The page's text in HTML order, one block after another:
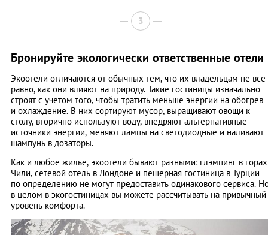
3
Бронируйте экологически ответственные отели
Экоотели отличаются от обычных тем, что их владельцам не все
равно, как они влияют на природу. Такие гостиницы изначально
строят с учетом того, чтобы тратить меньше энергии на обогрев
и охлаждение. В них сортируют мусор, выращивают овощи к
столу, вторично используют воду, внедряют альтернативные
источники энергии, меняют лампы на светодиодные и наливают
шампунь в дозаторы.
Как и любое жилье, экоотели бывают разными: глэмпинг в горах
Чили, сетевой отель в Лондоне и пещерная гостиница в Турции
по определению не могут предоставить одинакового сервиса.
в целом в экогостиницах вы можете рассчитывать на привычный
уровень комфорта.